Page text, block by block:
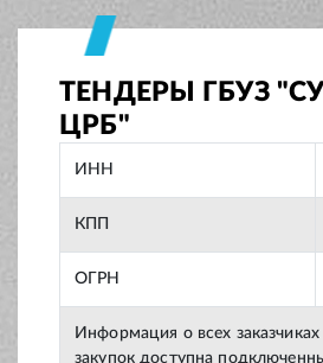
ТЕНДЕРЫ ГБУЗ
ЦРБ"
ИНН
КПП
ОГРН
Информация о всех заказчиках
закупок доступна